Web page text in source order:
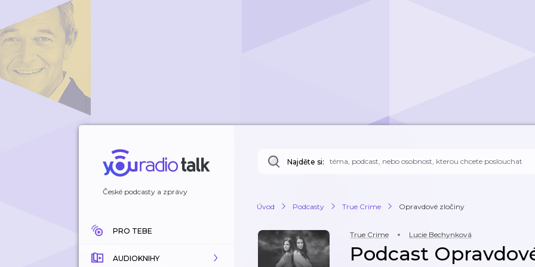
České podcasty a zprávy
PRO TEBE
AUDIOKNIHY
Najděte si:
Úvod Podcasty True Crime Opravdové zločiny
True Crime Lucie Bechynková
Podcast